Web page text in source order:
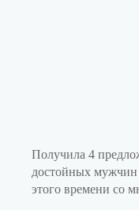
Получила 4
достойных
этого времени со